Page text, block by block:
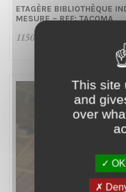
ETAGÈRE BIBLIOTHÈQUE
MESURE – REF: TACOMA
1150,00
This site
and
over